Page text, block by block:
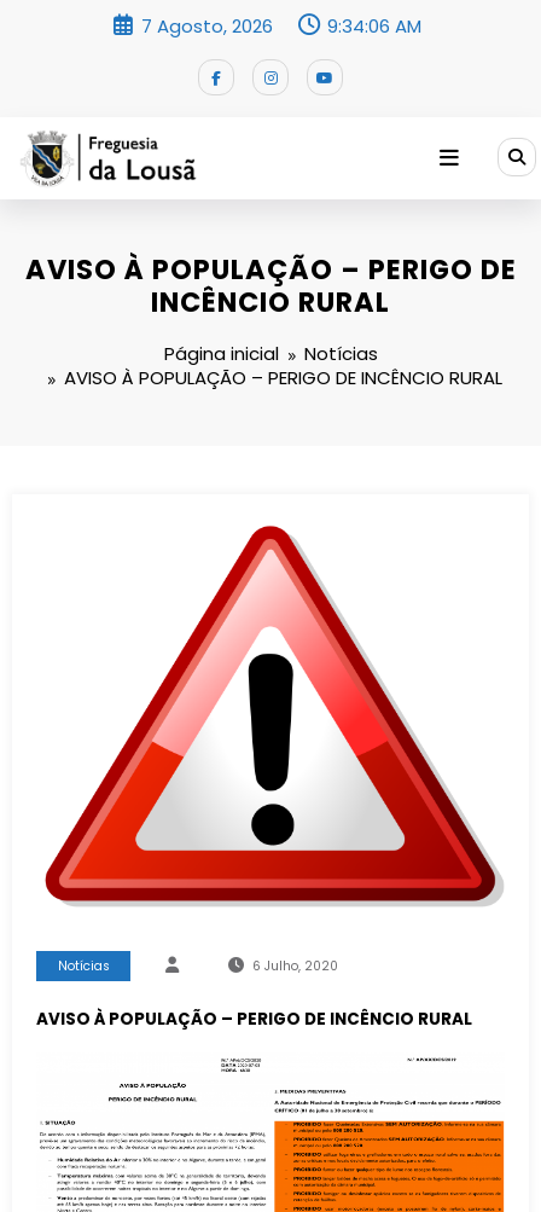
7 Agosto, 2026 9:34:06 AM
AVISO À POPULAÇÃO – PERIGO DE
INCÊNCIO RURAL
Página inicial
Notícias
AVISO À POPULAÇÃO – PERIGO DE INCÊNCIO RURAL
Notícias 6 Julho, 2020
AVISO À POPULAÇÃO – PERIGO DE INCÊNCIO RURAL